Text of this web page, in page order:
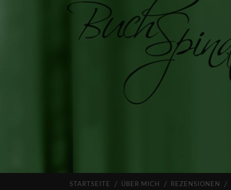
STARTSEITE ÜBER MICH REZENSIONEN